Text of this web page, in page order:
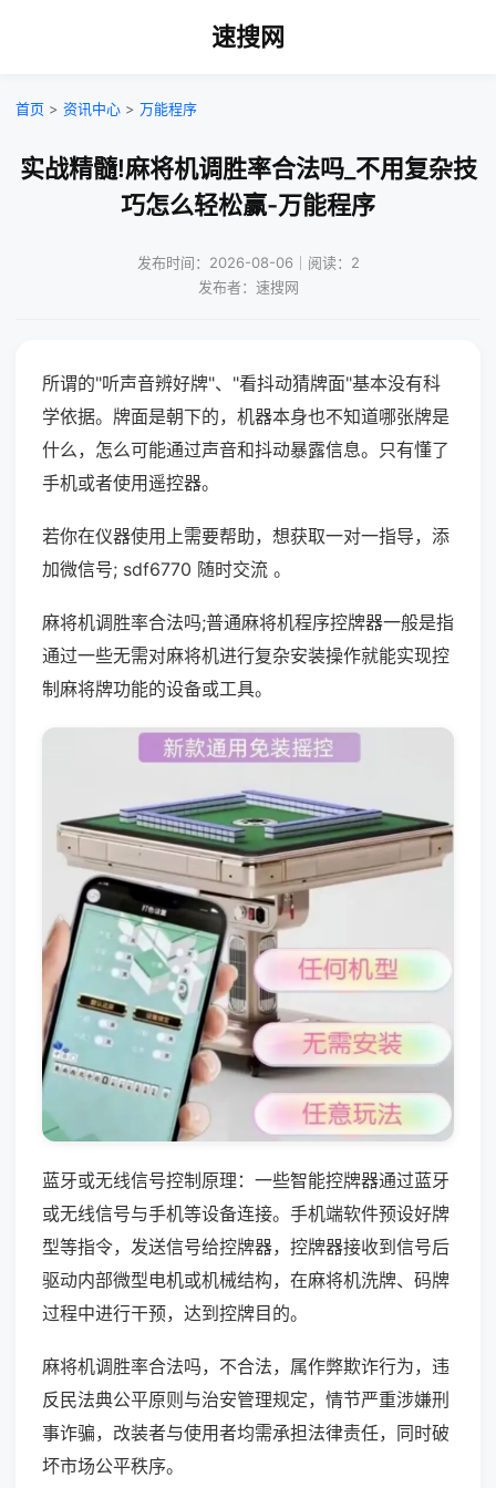
速搜网
首页 > 资讯中心 > 万能程序
实战精髓!麻将机调胜率合法吗_不用复杂技
巧怎么轻松赢-万能程序
发布时间：2026-08-06｜阅读：2
发布者：速搜网
所谓的"听声音辨好牌"、"看抖动猜牌面"基本没有科
学依据。牌面是朝下的，机器本身也不知道哪张牌是
什么，怎么可能通过声音和抖动暴露信息。只有懂了
手机或者使用遥控器。
若你在仪器使用上需要帮助，想获取一对一指导，添
加微信号; sdf6770 随时交流 。
麻将机调胜率合法吗;普通麻将机程序控牌器一般是指
通过一些无需对麻将机进行复杂安装操作就能实现控
制麻将牌功能的设备或工具。
蓝牙或无线信号控制原理：一些智能控牌器通过蓝牙
或无线信号与手机等设备连接。手机端软件预设好牌
型等指令，发送信号给控牌器，控牌器接收到信号后
驱动内部微型电机或机械结构，在麻将机洗牌、码牌
过程中进行干预，达到控牌目的。
麻将机调胜率合法吗，不合法，属作弊欺诈行为，违
反民法典公平原则与治安管理规定，情节严重涉嫌刑
事诈骗，改装者与使用者均需承担法律责任，同时破
坏市场公平秩序。